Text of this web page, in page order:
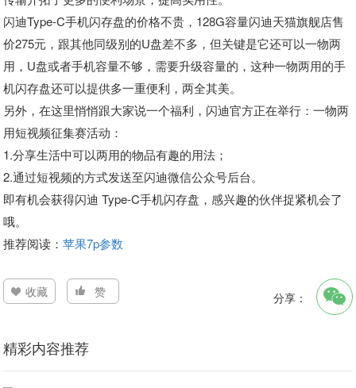
闪迪Type-C手机闪存盘的价格不贵，128G容量闪迪天猫旗舰店售
价275元，跟其他同级别的U盘差不多，但关键是它还可以一物两
用，U盘或者手机容量不够，需要升级容量的，这种一物两用的手
机闪存盘还可以提供多一重便利，两全其美。
另外，在这里悄悄跟大家说一个福利，闪迪官方正在举行：一物两
用短视频征集赛活动：
1.分享生活中可以两用的物品有趣的用法；
2.通过短视频的方式发送至闪迪微信公众号后台。
即有机会获得闪迪 Type-C手机闪存盘，感兴趣的伙伴捉紧机会了
哦。
推荐阅读：苹果7p参数
收藏 赞 分享：
精彩内容推荐